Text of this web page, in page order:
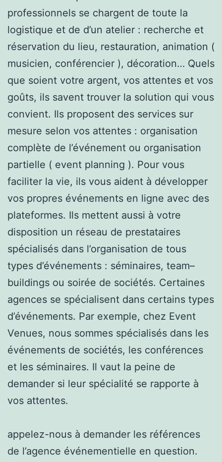
professionnels se chargent de toute la
logistique et de d’un atelier : recherche et
réservation du lieu, restauration, animation (
musicien, conférencier ), décoration… Quels
que soient votre argent, vos attentes et vos
goûts, ils savent trouver la solution qui vous
convient. Ils proposent des services sur
mesure selon vos attentes : organisation
complète de l’événement ou organisation
partielle ( event planning ). Pour vous
faciliter la vie, ils vous aident à développer
vos propres événements en ligne avec des
plateformes. Ils mettent aussi à votre
disposition un réseau de prestataires
spécialisés dans l’organisation de tous
types d’événements : séminaires, team–
buildings ou soirée de sociétés. Certaines
agences se spécialisent dans certains types
d’événements. Par exemple, chez Event
Venues, nous sommes spécialisés dans les
événements de sociétés, les conférences
et les séminaires. Il vaut la peine de
demander si leur spécialité se rapporte à
vos attentes.
appelez-nous à demander les références
de l’agence événementielle en question.